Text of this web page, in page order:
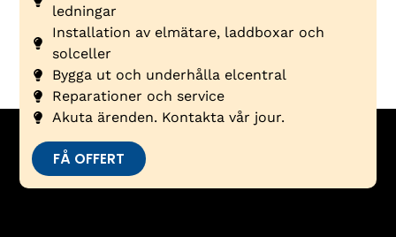
ledningar
Installation av elmätare, laddboxar och
solceller
Bygga ut och underhålla elcentral
Reparationer och service
Akuta ärenden. Kontakta vår jour.
FÅ OFFERT